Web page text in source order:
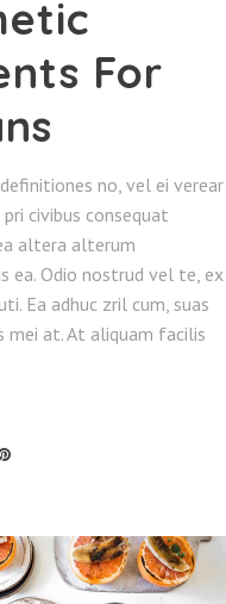
For
no, vel ei verear
civibus consequat
altera alterum
ea. Odio nostrud vel te,
Ea adhuc zril cum, suas
mei at. At aliquam facilis